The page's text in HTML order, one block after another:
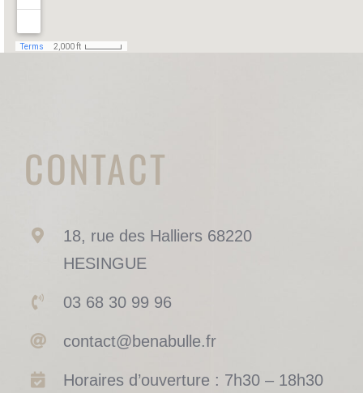
CONTACT
18, rue des Halliers 68220
HESINGUE
03 68 30 99 96
contact@benabulle.fr
Horaires d’ouverture : 7h30 – 18h30